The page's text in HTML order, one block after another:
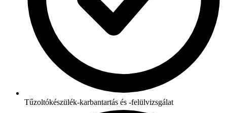
Tűzoltókészülék-karbantartás és -felülvizsgálat